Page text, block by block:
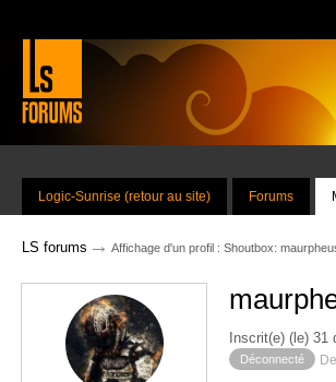
Logic-Sunrise (retour au site) Forums
LS forums → Affichage d'un profil : Shoutbox:
Inscrit(e) (le) 31
Déconnecté